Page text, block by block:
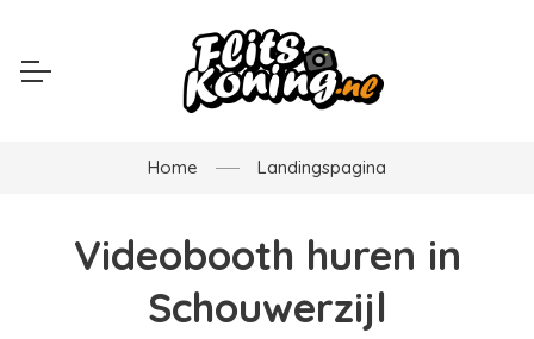
Home Landingspagina
Videobooth huren in
Schouwerzijl